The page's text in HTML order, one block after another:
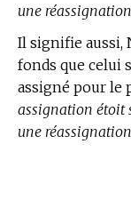
une
Il signifie aussi,
fonds que celui
assigné pour le
assignation étoit
une